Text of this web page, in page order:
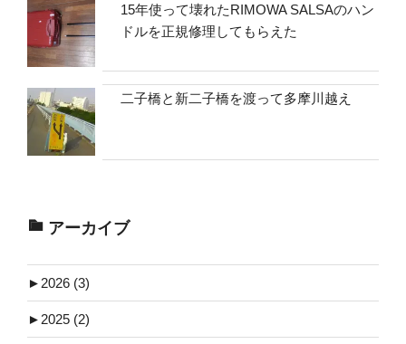
15年使って壊れたRIMOWA SALSAのハン
ドルを正規修理してもらえた
二子橋と新二子橋を渡って多摩川越え
アーカイブ
► 2026 (3)
► 2025 (2)